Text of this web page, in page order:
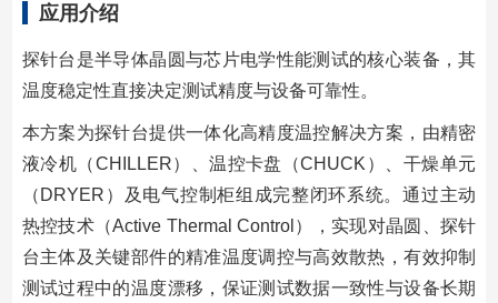
应用介绍
探针台是半导体晶圆与芯片电学性能测试的核心装备，其
温度稳定性直接决定测试精度与设备可靠性。
本方案为探针台提供一体化高精度温控解决方案，由精密
液冷机（CHILLER）、温控卡盘（CHUCK）、干燥单元
（DRYER）及电气控制柜组成完整闭环系统。通过主动
热控技术（Active Thermal Control），实现对晶圆、探针
台主体及关键部件的精准温度调控与高效散热，有效抑制
测试过程中的温度漂移，保证测试数据一致性与设备长期